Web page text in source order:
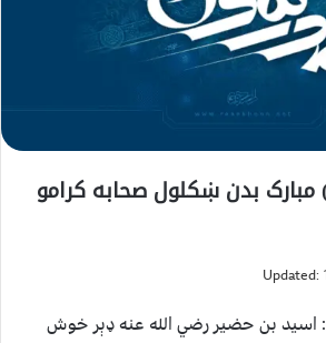
بدن ښکلول صحابه کرامو
Updated:
اسيد بن حضير رضي الله عنه ډېر خوش